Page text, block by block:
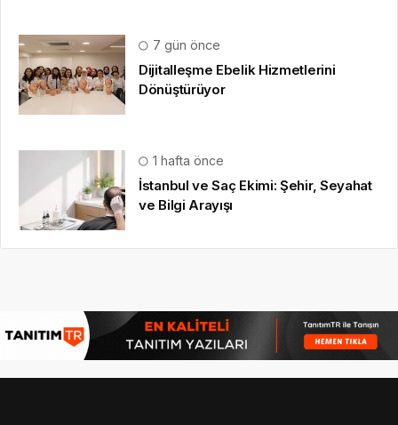
7 gün önce
Dijitalleşme Ebelik Hizmetlerini
Dönüştürüyor
1 hafta önce
İstanbul ve Saç Ekimi: Şehir, Seyahat
ve Bilgi Arayışı